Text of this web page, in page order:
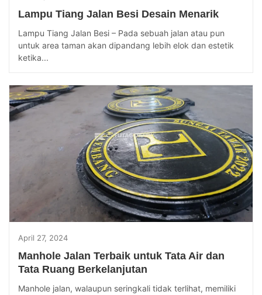
Lampu Tiang Jalan Besi Desain Menarik
Lampu Tiang Jalan Besi – Pada sebuah jalan atau pun
untuk area taman akan dipandang lebih elok dan estetik
ketika...
April 27, 2024
Manhole Jalan Terbaik untuk Tata Air dan
Tata Ruang Berkelanjutan
Manhole jalan, walaupun seringkali tidak terlihat, memiliki